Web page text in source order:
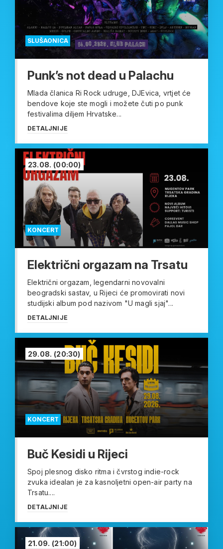
SLUŠAONICA
Punk’s not dead u Palachu
Mlada članica Ri Rock udruge, DJEvica, vrtjet će
bendove koje ste mogli i možete čuti po punk
festivalima diljem Hrvatske...
DETALJNIJE
KONCERT
23.08. (00:00)
Električni orgazam na Trsatu
Električni orgazam, legendarni novovalni
beogradski sastav, u Rijeci će promovirati novi
studijski album pod nazivom "U magli sjaj"...
DETALJNIJE
KONCERT
29.08. (20:30)
Buč Kesidi u Rijeci
Spoj plesnog disko ritma i čvrstog indie-rock
zvuka idealan je za kasnoljetni open-air party na
Trsatu....
DETALJNIJE
21.09. (21:00)